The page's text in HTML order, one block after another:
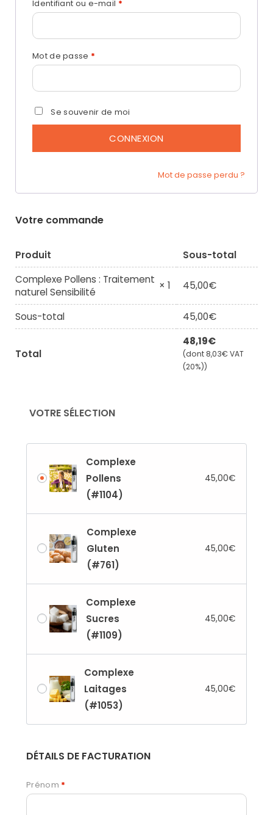
Identifiant ou e-mail *
Mot de passe *
Se souvenir de moi
CONNEXION
Mot de passe perdu ?
Votre commande
Produit
Sous-total
Complexe Pollens : Traitement
naturel Sensibilité
× 1 45,00€
Sous-total 45,00€
Total
48,19€
(dont 8,03€VAT
(20%))
VOTRE SÉLECTION
Complexe
Pollens
(#1104)
45,00€
Complexe
Gluten
(#761)
45,00€
Complexe
Sucres
(#1109)
45,00€
Complexe
Laitages
(#1053)
45,00€
DÉTAILS DE FACTURATION
Prénom *